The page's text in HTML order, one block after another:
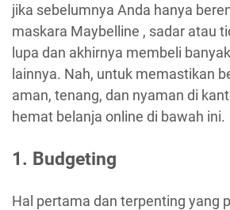
jika sebelumnya Anda hanya
maskara Maybelline , sadar atau
lupa dan akhirnya membeli
lainnya. Nah, untuk memastikan
aman, tenang, dan nyaman di
hemat belanja online di bawah ini.
1. Budgeting
Hal pertama dan terpenting yang